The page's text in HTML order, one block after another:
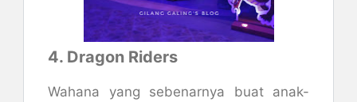
4. Dragon Riders
Wahana yang sebenarnya buat anak-